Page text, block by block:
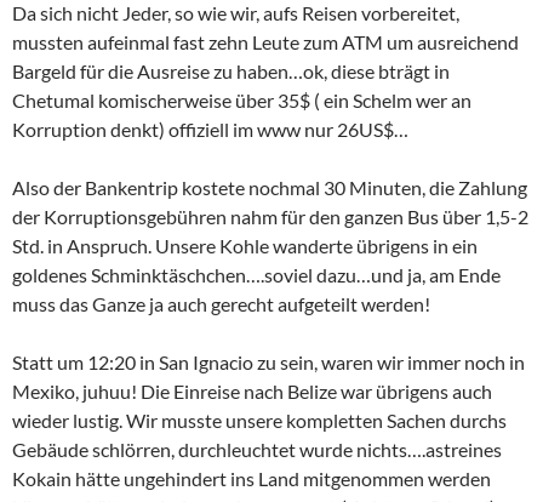
Da sich nicht Jeder, so wie wir, aufs Reisen vorbereitet,
mussten aufeinmal fast zehn Leute zum ATM um ausreichend
Bargeld für die Ausreise zu haben…ok, diese bträgt in
Chetumal komischerweise über 35$ ( ein Schelm wer an
Korruption denkt) offiziell im www nur 26US$…
Also der Bankentrip kostete nochmal 30 Minuten, die Zahlung
der Korruptionsgebühren nahm für den ganzen Bus über 1,5-2
Std. in Anspruch. Unsere Kohle wanderte übrigens in ein
goldenes Schminktäschchen….soviel dazu…und ja, am Ende
muss das Ganze ja auch gerecht aufgeteilt werden!
Statt um 12:20 in San Ignacio zu sein, waren wir immer noch in
Mexiko, juhuu! Die Einreise nach Belize war übrigens auch
wieder lustig. Wir musste unsere kompletten Sachen durchs
Gebäude schlörren, durchleuchtet wurde nichts….astreines
Kokain hätte ungehindert ins Land mitgenommen werden